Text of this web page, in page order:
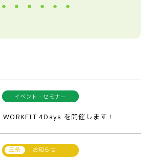
イベント・セミナー
WORKFIT 4Days を開催します！
お知らせ